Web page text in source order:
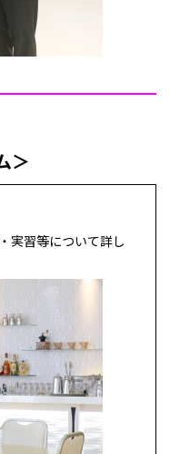
＞
実習等について詳し